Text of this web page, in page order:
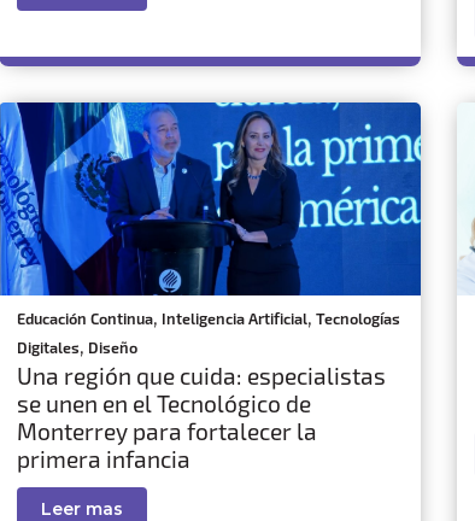
Educación Continua, Inteligencia Artificial, Tecnologías
Digitales, Diseño
Una región que cuida: especialistas
se unen en el Tecnológico de
Monterrey para fortalecer la
primera infancia
Leer mas